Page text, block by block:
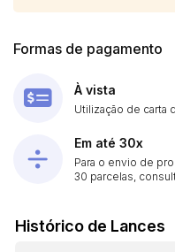
Formas de pagamento
À vista
Utilização de carta
Em até 30x
Para o envio de
30 parcelas,
Histórico de Lances